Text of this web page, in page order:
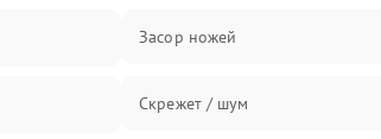
Засор ножей
Скрежет / шум